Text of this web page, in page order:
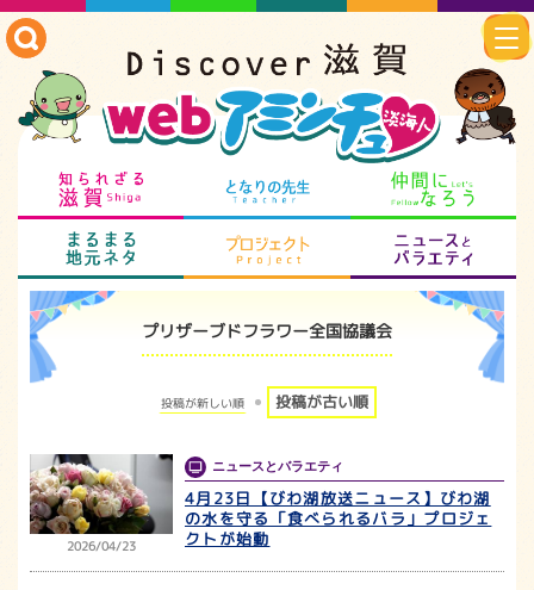
知られざる滋賀 となりの先生
まるまる地元ネタ プロジェクト
プリザーブドフラワー全国協議会
投稿が新しい順 投稿が古い順
2026/04/23
ニュースとバラエティ
4月23日【びわ湖放送ニュース】びわ湖
の水を守る「食べられるバラ」プロジェ
クトが始動